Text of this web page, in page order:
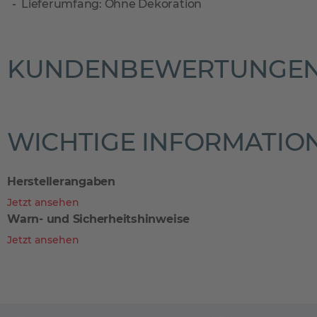
Lieferumfang: Ohne Dekoration
WICHTIGE
Herstellerangaben
Jetzt ansehen
Warn- und Sicherheitshinweise
Jetzt ansehen